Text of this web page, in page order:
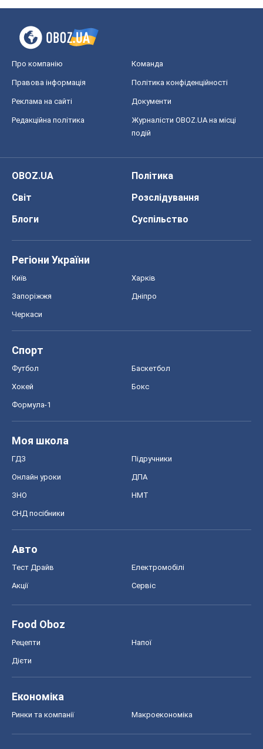
Про компанію Команда
Правова інформація Політика конфіденційності
Реклама на сайті Документи
Редакційна політика
Журналісти OBOZ.UA на місці
подій
OBOZ.UA
Політика
Світ
Розслідування
Блоги
Суспільство
Регіони України
Київ Харків
Запоріжжя Дніпро
Черкаси
Спорт
Футбол Баскетбол
Хокей Бокс
Формула-1
Моя школа
ГДЗ Підручники
Онлайн уроки ДПА
ЗНО НМТ
СНД посібники
Авто
Тест Драйв Електромобілі
Акції Сервіс
Food Oboz
Рецепти Напої
Дієти
Економіка
Ринки та компанії Макроекономіка